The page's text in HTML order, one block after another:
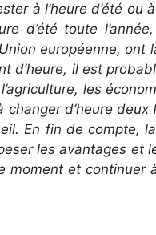
à l’heure d’été ou à
d’été toute
européenne,
d’heure, il est
les
d’heure
En fin de compte,
les avantages et
moment et continuer